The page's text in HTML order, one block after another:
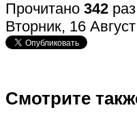
Прочитано 342 раз
Вторник, 16
Смотрите